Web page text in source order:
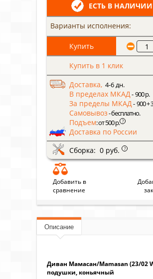
ЕСТЬ В НАЛИЧИИ
Варианты исполнения:
Купить в 1 клик
Доставка, 4-6 дн.
В пределах МКАД- 900 р.
За пределы МКАД- 900 +
Самовывоз- бесплатно.
Подъем: от 500 р. ?
Доставка по России
Сборка: 0 руб.
?
Добавить в
сравнение
Описание
Диван Мамасан/Mamasan (23/02
подушки, коньячный